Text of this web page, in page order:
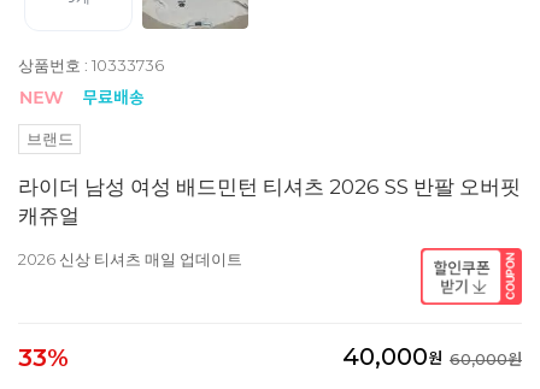
상품번호 : 10333736
브랜드
라이더 남성 여성 배드민턴 티셔츠 2026 SS 반팔 오버핏
캐쥬얼
2026 신상 티셔츠 매일 업데이트
33% 40,000원 60,000원